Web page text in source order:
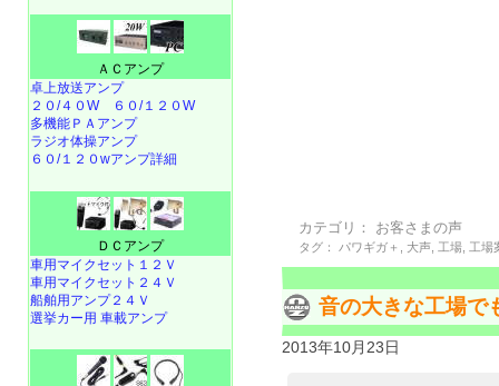
カテゴリ： お客さまの声
タグ： パワギガ＋ 大声 工場 工場
音の大きな工場で
2013年10月23日
ＡＣアンプ
卓上放送アンプ
２０/４０W
６０/１２０W
多機能ＰＡアンプ
ラジオ体操アンプ
６０/１２０wアンプ詳細
ＤＣアンプ
車用マイクセット１２Ｖ
車用マイクセット２４Ｖ
船舶用アンプ２４Ｖ
選挙カー用 車載アンプ